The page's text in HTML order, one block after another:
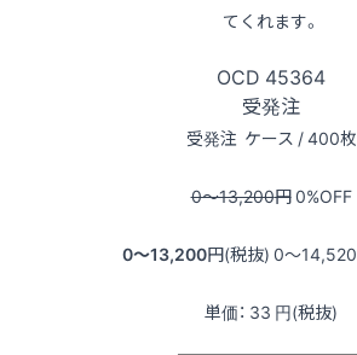
てくれます。
OCD 45364
受発注
受発注 ケース / 400枚
0〜13,200円0%OFF
0〜13,200円(税抜) 0〜14,520
単価： 33 円(税抜)